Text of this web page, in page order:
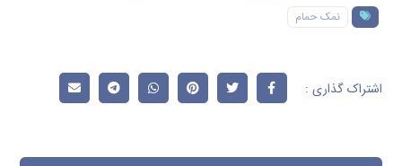
نمک حمام